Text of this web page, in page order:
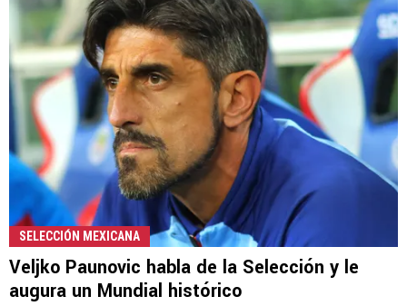
SELECCIÓN MEXICANA
Veljko Paunovic habla de la Selección y le
augura un Mundial histórico